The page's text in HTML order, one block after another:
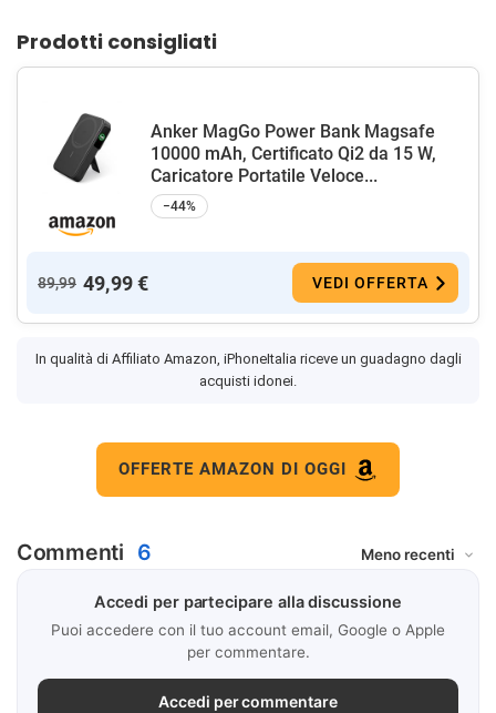
Prodotti consigliati
Anker MagGo Power Bank Magsafe
10000 mAh, Certificato Qi2 da 15 W,
Caricatore Portatile Veloce...
−44%
89,99 49,99 € VEDI OFFERTA
In qualità di Affiliato Amazon, iPhoneItalia riceve un guadagno dagli
acquisti idonei.
OFFERTE AMAZON DI OGGI
Commenti 6
Accedi per partecipare alla discussione
Puoi accedere con il tuo account email, Google o Apple
per commentare.
Accedi per commentare